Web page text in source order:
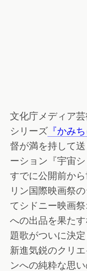
文化庁メディア
シリーズ 『かみち
督が満を持して
ーション『宇宙シ
すでに公開前か
リン国際映画祭
てシドニー映画
への出品を果た
題歌がついに決定
新進気鋭のクリ
ンへの純粋な思